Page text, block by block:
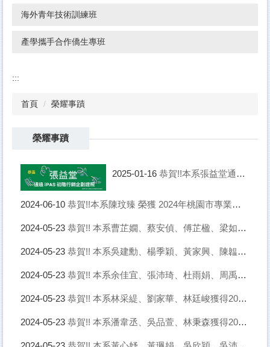
海外青年技術訓練班
產學攜手合作僑生專班
:::
首頁 榮耀事蹟
榮耀事蹟
2025-01-16恭賀!!本系張益堂通過iPAS初階行銷企劃證照
2024-06-10恭賀!!本系陳玟臻 榮獲 2024年桃園市專業英文聽寫能力與詞彙能力大賽 第五屆桃園市英文菁英盃 專業英文詞彙組 生活與職場─職涯試探(綜合類) 冠軍
2024-05-23恭賀!! 本系曹芷嫺、蔡安偵、傅芷楹、梁如純，榮獲第八屆全國大專院校B2B跨境電商競賽佳作
2024-05-23恭賀!! 本系吳建勳、楊季穎、黃家興、陳韞荃、陳俊名獲得2024年TBSA全國大專創新企劃競賽佳作
2024-05-23恭賀!! 本系余佳宜、張沛琦、杜雨娟、周禹丞、陳意樺獲得2024年TBSA全國大專創新企劃競賽佳作
2024-05-23恭賀!! 本系林采緹、劉家華、林廷峻獲得2024年TBSA全國大專創新企劃競賽佳作
2024-05-23恭賀!! 本系潘韋丞、吳品萱、林秉森獲得2024年TBSA全國大專創新企劃競賽佳作